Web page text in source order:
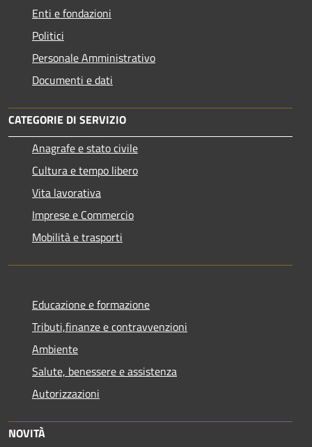
Enti e fondazioni
Politici
Personale Amministrativo
Documenti e dati
CATEGORIE DI SERVIZIO
Anagrafe e stato civile
Cultura e tempo libero
Vita lavorativa
Imprese e Commercio
Mobilità e trasporti
Educazione e formazione
Tributi,finanze e contravvenzioni
Ambiente
Salute, benessere e assistenza
Autorizzazioni
NOVITÀ